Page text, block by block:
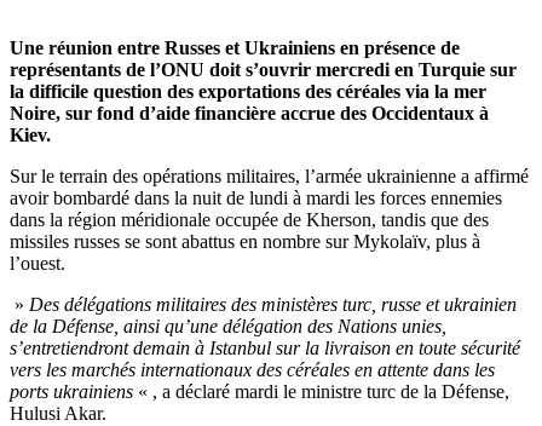
Une réunion entre Russes et Ukrainiens en présence de
représentants de l’ONU doit s’ouvrir mercredi en Turquie sur
la difficile question des exportations des céréales via la mer
Noire, sur fond d’aide financière accrue des Occidentaux à
Kiev.
Sur le terrain des opérations militaires, l’armée ukrainienne a affirmé
avoir bombardé dans la nuit de lundi à mardi les forces ennemies
dans la région méridionale occupée de Kherson, tandis que des
missiles russes se sont abattus en nombre sur Mykolaïv, plus à
l’ouest.
» Des délégations militaires des ministères turc, russe et ukrainien
de la Défense, ainsi qu’une délégation des Nations unies,
s’entretiendront demain à Istanbul sur la livraison en toute sécurité
vers les marchés internationaux des céréales en attente dans les
ports ukrainiens « , a déclaré mardi le ministre turc de la Défense,
Hulusi Akar.